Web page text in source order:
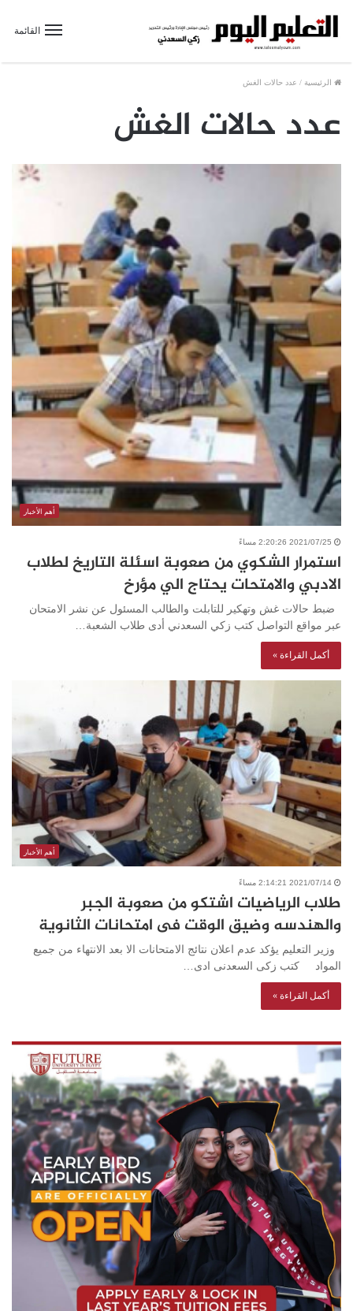
القائمة
الرئيسية / عدد حالات الغش
عدد حالات الغش
أهم الأخبار
2021/07/25 2:20:26 مساءً
استمرار الشكوي من صعوبة اسئلة التاريخ لطلاب
الادبي والامتحات يحتاج الي مؤرخ
ضبط حالات غش وتهكير للتابلت والطالب المسئول عن نشر الامتحان
عبر مواقع التواصل كتب زكي السعدني أدى طلاب الشعبة…
أكمل القراءة »
أهم الأخبار
2021/07/14 2:14:21 مساءً
طلاب الرياضيات اشتكو من صعوبة الجبر
والهندسه وضيق الوقت فى امتحانات الثانوية
وزير التعليم يؤكد عدم اعلان نتائج الامتحانات الا بعد الانتهاء من جميع
المواد كتب زكى السعدنى ادى…
أكمل القراءة »